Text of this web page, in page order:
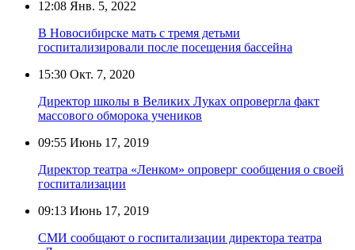
12:08 Янв. 5, 2022
В Новосибирске мать с тремя детьми
госпитализировали после посещения бассейна
15:30 Окт. 7, 2020
Директор школы в Великих Луках опровергла факт
массового обморока учеников
09:55 Июнь 17, 2019
Директор театра «Ленком» опроверг сообщения о своей
госпитализации
09:13 Июнь 17, 2019
СМИ сообщают о госпитализации директора театра